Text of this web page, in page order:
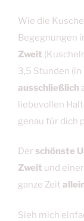
Wie die
Begegnungen
Zweit
3,5 Stunden
ausschließlich
liebevollen
genau für dich
Der schönste
Zweit und
ganze Zeit
Sieh mich